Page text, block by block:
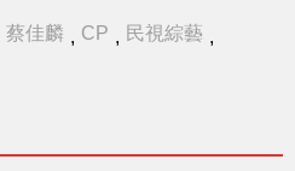
蔡佳麟 , CP , 民視綜藝 ,